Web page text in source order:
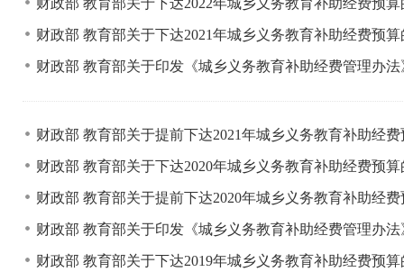
财政部 教育部关于下达2022年城乡义务教育补助经费预
财政部 教育部关于下达2021年城乡义务教育补助经费预
财政部 教育部关于印发《城乡义务教育补助经费管理办
财政部 教育部关于提前下达2021年城乡义务教育补助经
财政部 教育部关于下达2020年城乡义务教育补助经费预
财政部 教育部关于提前下达2020年城乡义务教育补助经
财政部 教育部关于印发《城乡义务教育补助经费管理办
财政部 教育部关于下达2019年城乡义务教育补助经费预